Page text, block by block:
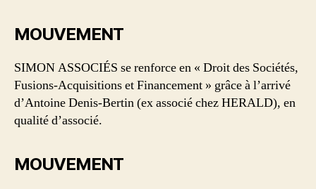
MOUVEMENT
SIMON ASSOCIÉS se renforce en « Droit des Sociétés,
Fusions-Acquisitions et Financement » grâce à l’arrivé
d’Antoine Denis-Bertin (ex associé chez HERALD), en
qualité d’associé.
MOUVEMENT